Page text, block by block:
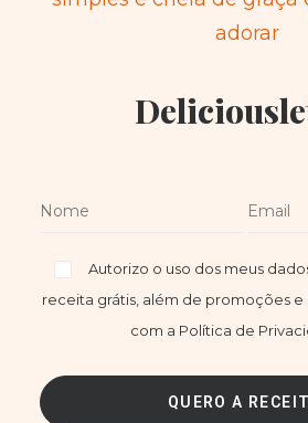
adorar
Autorizo o uso dos meus
receita grátis, além de promoções
com a Política de